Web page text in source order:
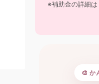
※補助金の詳細は